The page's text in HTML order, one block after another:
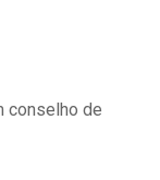
conselho de